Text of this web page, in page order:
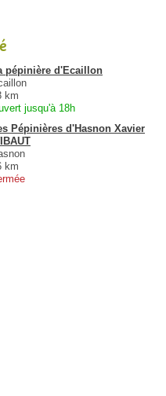
pépinière d'Ecaillon
km
jusqu'à 18h
Pépinières d'Hasnon Xavier
km